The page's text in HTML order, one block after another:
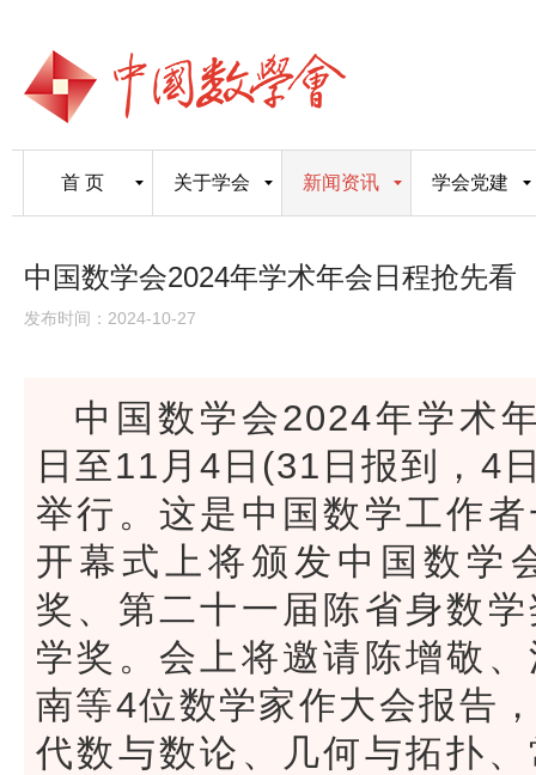
首 页 关于学会 新闻资讯 学会党建
中国数学会2024年学术年会日程抢先看
发布时间：2024-10-27
中国数学会2024年学术
日至11月4日(31日报到，4
举行。这是中国数学工作
开幕式上将颁发中国数学
奖、第二十一届陈省身数
学奖。会上将邀请陈增敬
南等4位数学家作大会报告
代数与数论、几何与拓扑